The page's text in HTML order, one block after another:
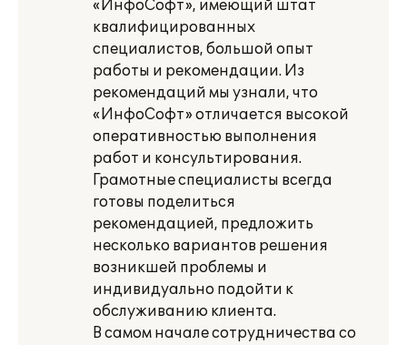
«ИнфоСофт», имеющий штат
квалифицированных
специалистов, большой опыт
работы и рекомендации. Из
рекомендаций мы узнали, что
«ИнфоСофт» отличается высокой
оперативностью выполнения
работ и консультирования.
Грамотные специалисты всегда
готовы поделиться
рекомендацией, предложить
несколько вариантов решения
возникшей проблемы и
индивидуально подойти к
обслуживанию клиента.
В самом начале сотрудничества со